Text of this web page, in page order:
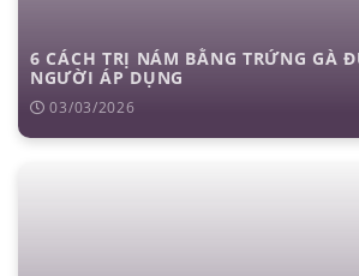
6 CÁCH TRỊ NÁM BẰNG TRỨNG GÀ
NGƯỜI ÁP DỤNG
03/03/2026